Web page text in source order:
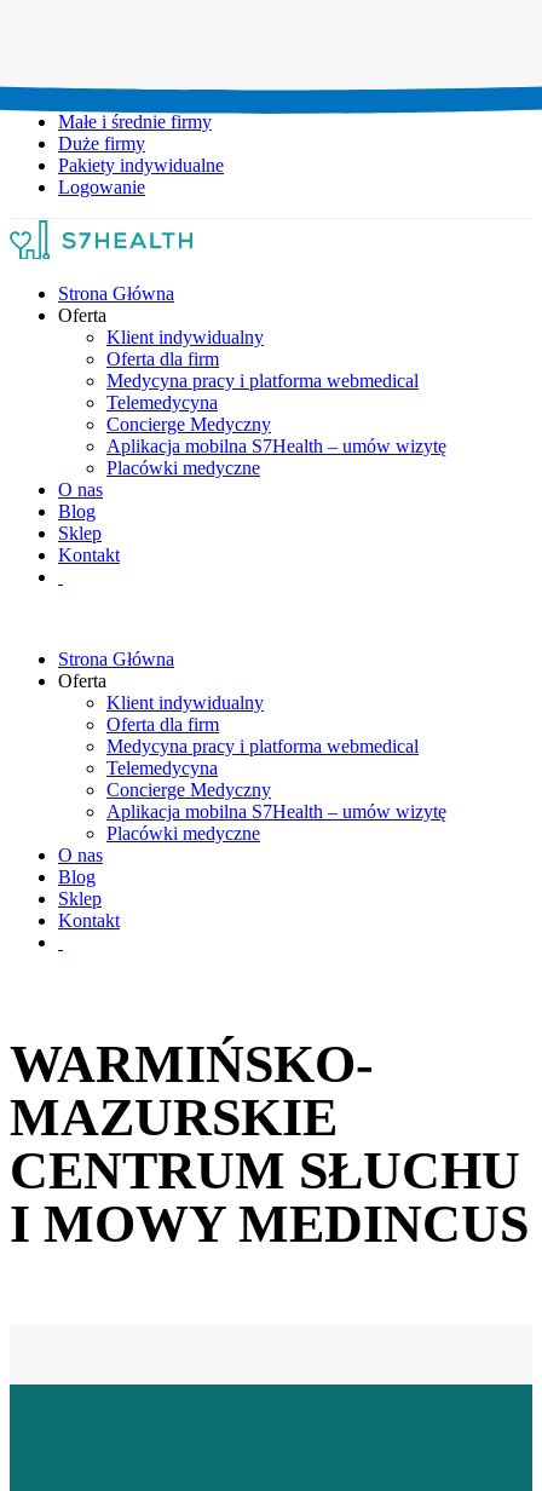
Małe i średnie firmy
Duże firmy
Pakiety indywidualne
Logowanie
Strona Główna
Oferta
Klient indywidualny
Oferta dla firm
Medycyna pracy i platforma webmedical
Telemedycyna
Concierge Medyczny
Aplikacja mobilna S7Health – umów wizytę
Placówki medyczne
O nas
Blog
Sklep
Kontakt
Strona Główna
Oferta
Klient indywidualny
Oferta dla firm
Medycyna pracy i platforma webmedical
Telemedycyna
Concierge Medyczny
Aplikacja mobilna S7Health – umów wizytę
Placówki medyczne
O nas
Blog
Sklep
Kontakt
WARMIŃSKO-
MAZURSKIE
CENTRUM SŁUCHU
I MOWY MEDINCUS